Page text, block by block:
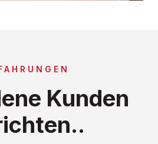
Kunden